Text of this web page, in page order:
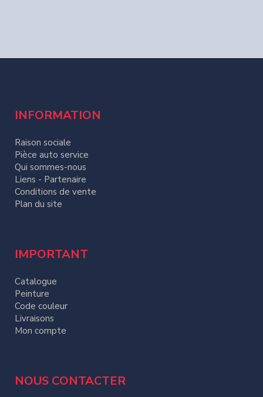
INFORMATION
Raison sociale
Pièce auto service
Qui sommes-nous
Liens - Partenaire
Conditions de vente
Plan du site
IMPORTANT
Catalogue
Peinture
Code couleur
Livraisons
Mon compte
NOUS CONTACTER